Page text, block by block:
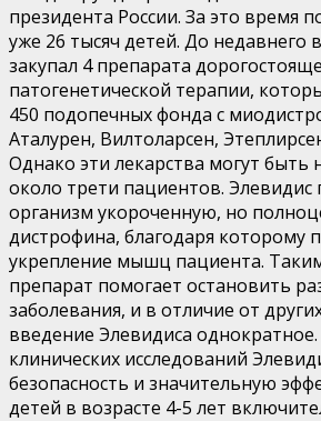
президента России. За это время
уже 26 тысяч детей. До недавнего
закупал 4 препарата
патогенетической терапии,
450 подопечных фонда с
Аталурен, Вилтоларсен,
Однако эти лекарства могут быть
около трети пациентов. Элевидис
организм укороченную, но
дистрофина, благодаря которому
укрепление мышц пациента.
препарат помогает остановить
заболевания, и в отличие от
введение Элевидиса
клинических исследований
безопасность и значительную
детей в возрасте 4-5 лет